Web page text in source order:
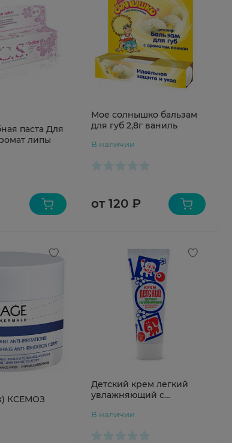
паста Для
липы
Мое солнышко бальзам
для губ 2,8г ваниль
В наличии
от 120 ₽
КСЕМОЗ
Детский крем легкий
увлажняющий с
75мл N1 туба Stund-Up
В наличии